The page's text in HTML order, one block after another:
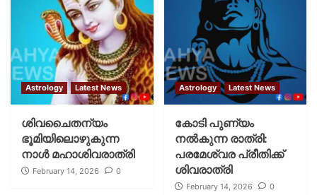
Astrology Latest News
ശിവചൈതന്യം
ഭൂമിയിലൊഴുകുന്ന
നാള്‍ മഹാശിവരാത്രി
February 14, 2026 0
Astrology Latest News
കോടി പുണ്യം
നല്‍കുന്ന രാത്രി:
പരമേശ്വര പ്രീതിക്ക്
ശിവരാത്രി
February 14, 2026 0